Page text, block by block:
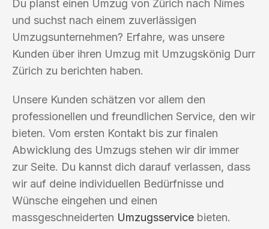
Du planst einen Umzug von Zürich nach Nîmes
und suchst nach einem zuverlässigen
Umzugsunternehmen? Erfahre, was unsere
Kunden über ihren Umzug mit Umzugskönig Durr
Zürich zu berichten haben.
Unsere Kunden schätzen vor allem den
professionellen und freundlichen Service, den wir
bieten. Vom ersten Kontakt bis zur finalen
Abwicklung des Umzugs stehen wir dir immer
zur Seite. Du kannst dich darauf verlassen, dass
wir auf deine individuellen Bedürfnisse und
Wünsche eingehen und einen
massgeschneiderten Umzugsservice bieten.